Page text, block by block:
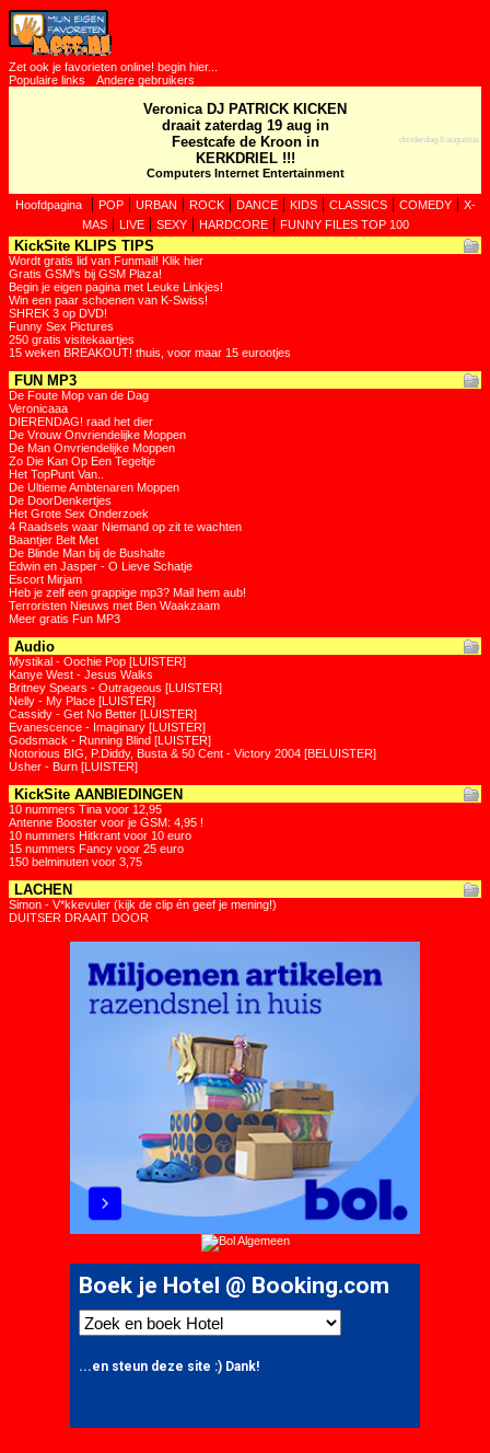
Zet ook je favorieten online! begin hier...
Populaire links
Andere gebruikers
Veronica DJ PATRICK KICKEN
draait zaterdag 19 aug in
Feestcafe de Kroon in
KERKDRIEL !!!
Computers Internet Entertainment
donderdag 6 augustus
Hoofdpagina| POP| URBAN | ROCK| DANCE| KIDS| CLASSICS| COMEDY| X-
MAS| LIVE| SEXY| HARDCORE| FUNNY FILES TOP 100
KickSite KLIPS TIPS
Wordt gratis lid van Funmail! Klik hier
Gratis GSM's bij GSM Plaza!
Begin je eigen pagina met Leuke Linkjes!
Win een paar schoenen van K-Swiss!
SHREK 3 op DVD!
Funny Sex Pictures
250 gratis visitekaartjes
15 weken BREAKOUT! thuis, voor maar 15 eurootjes
FUN MP3
De Foute Mop van de Dag
Veronicaaa
DIERENDAG! raad het dier
De Vrouw Onvriendelijke Moppen
De Man Onvriendelijke Moppen
Zo Die Kan Op Een Tegeltje
Het TopPunt Van..
De Ultieme Ambtenaren Moppen
De DoorDenkertjes
Het Grote Sex Onderzoek
4 Raadsels waar Niemand op zit te wachten
Baantjer Belt Met
De Blinde Man bij de Bushalte
Edwin en Jasper - O Lieve Schatje
Escort Mirjam
Heb je zelf een grappige mp3? Mail hem aub!
Terroristen Nieuws met Ben Waakzaam
Meer gratis Fun MP3
Audio
Mystikal - Oochie Pop [LUISTER]
Kanye West - Jesus Walks
Britney Spears - Outrageous [LUISTER]
Nelly - My Place [LUISTER]
Cassidy - Get No Better [LUISTER]
Evanescence - Imaginary [LUISTER]
Godsmack - Running Blind [LUISTER]
Notorious BIG, P.Diddy, Busta & 50 Cent - Victory 2004 [BELUISTER]
Usher - Burn [LUISTER]
KickSite AANBIEDINGEN
10 nummers Tina voor 12,95
Antenne Booster voor je GSM: 4,95 !
10 nummers Hitkrant voor 10 euro
15 nummers Fancy voor 25 euro
150 belminuten voor 3,75
LACHEN
Simon - V*kkevuler (kijk de clip én geef je mening!)
DUITSER DRAAIT DOOR